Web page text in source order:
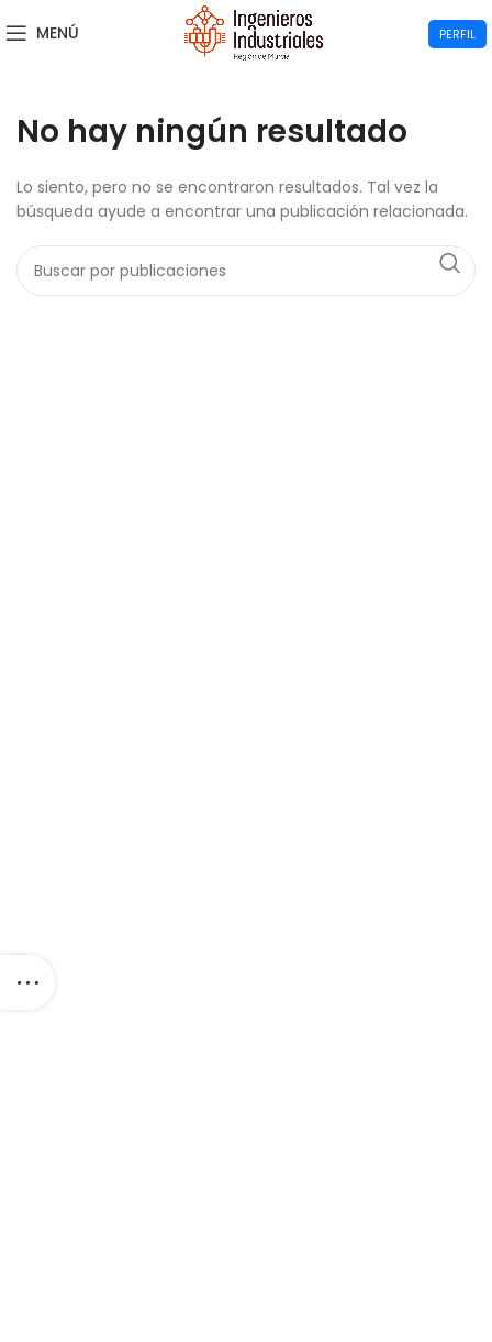
MENÚ PERFIL
No hay ningún resultado
Lo siento, pero no se encontraron resultados. Tal vez la
búsqueda ayude a encontrar una publicación relacionada.